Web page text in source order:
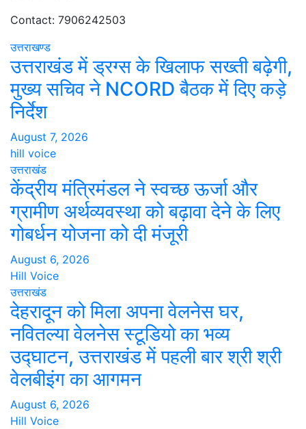
Contact: 7906242503
उत्तराखण्ड
उत्तराखंड में ड्रग्स के खिलाफ सख्ती बढ़ेगी,
मुख्य सचिव ने NCORD बैठक में दिए कड़े
निर्देश
August 7, 2026
hill voice
उत्तराखंड
केंद्रीय मंत्रिमंडल ने स्वच्छ ऊर्जा और
ग्रामीण अर्थव्यवस्था को बढ़ावा देने के लिए
गोबर्धन योजना को दी मंजूरी
August 6, 2026
Hill Voice
उत्तराखंड
देहरादून को मिला अपना वेलनेस घर,
नवितल्या वेलनेस स्टूडियो का भव्य
उद्घाटन, उत्तराखंड में पहली बार श्री श्री
वेलबीइंग का आगमन
August 6, 2026
Hill Voice